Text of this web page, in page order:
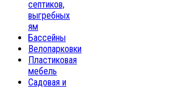
септиков,
выгребных
ям
Бассейны
Велопарковки
Пластиковая
мебель
Садовая и